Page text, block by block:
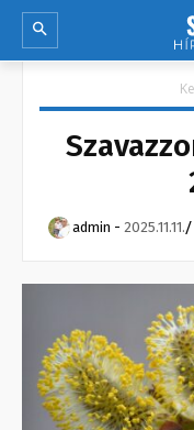
admin - 2025.11.11.